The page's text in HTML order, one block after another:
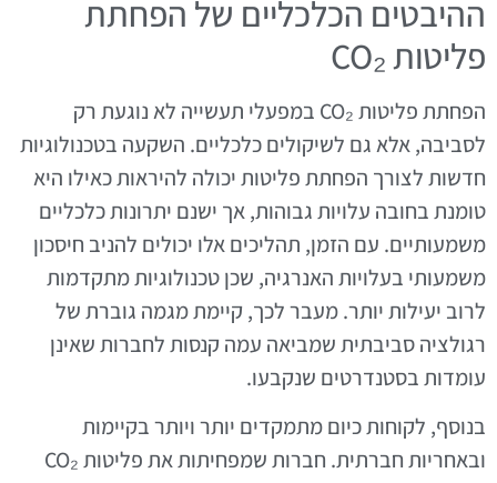
ההיבטים הכלכליים של הפחתת
פליטות CO₂
הפחתת פליטות CO₂ במפעלי תעשייה לא נוגעת רק
לסביבה, אלא גם לשיקולים כלכליים. השקעה בטכנולוגיות
חדשות לצורך הפחתת פליטות יכולה להיראות כאילו היא
טומנת בחובה עלויות גבוהות, אך ישנם יתרונות כלכליים
משמעותיים. עם הזמן, תהליכים אלו יכולים להניב חיסכון
משמעותי בעלויות האנרגיה, שכן טכנולוגיות מתקדמות
לרוב יעילות יותר. מעבר לכך, קיימת מגמה גוברת של
רגולציה סביבתית שמביאה עמה קנסות לחברות שאינן
עומדות בסטנדרטים שנקבעו.
בנוסף, לקוחות כיום מתמקדים יותר ויותר בקיימות
ובאחריות חברתית. חברות שמפחיתות את פליטות CO₂